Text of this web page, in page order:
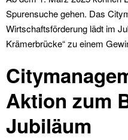
Spurensuche gehen. Das
Wirtschaftsförderung lädt im
Krämerbrücke“ zu einem
Aktion zum
Jubiläum